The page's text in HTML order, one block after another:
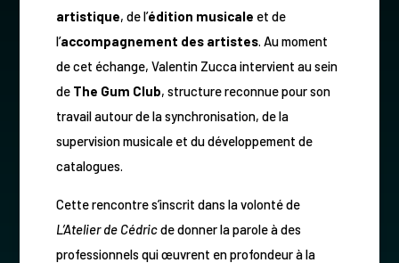
artistique, de l’édition musicale et de
l’accompagnement des artistes. Au moment
de cet échange, Valentin Zucca intervient au sein
de The Gum Club, structure reconnue pour son
travail autour de la synchronisation, de la
supervision musicale et du développement de
catalogues.
Cette rencontre s’inscrit dans la volonté de
L’Atelier de Cédricde donner la parole à des
professionnels qui œuvrent en profondeur à la